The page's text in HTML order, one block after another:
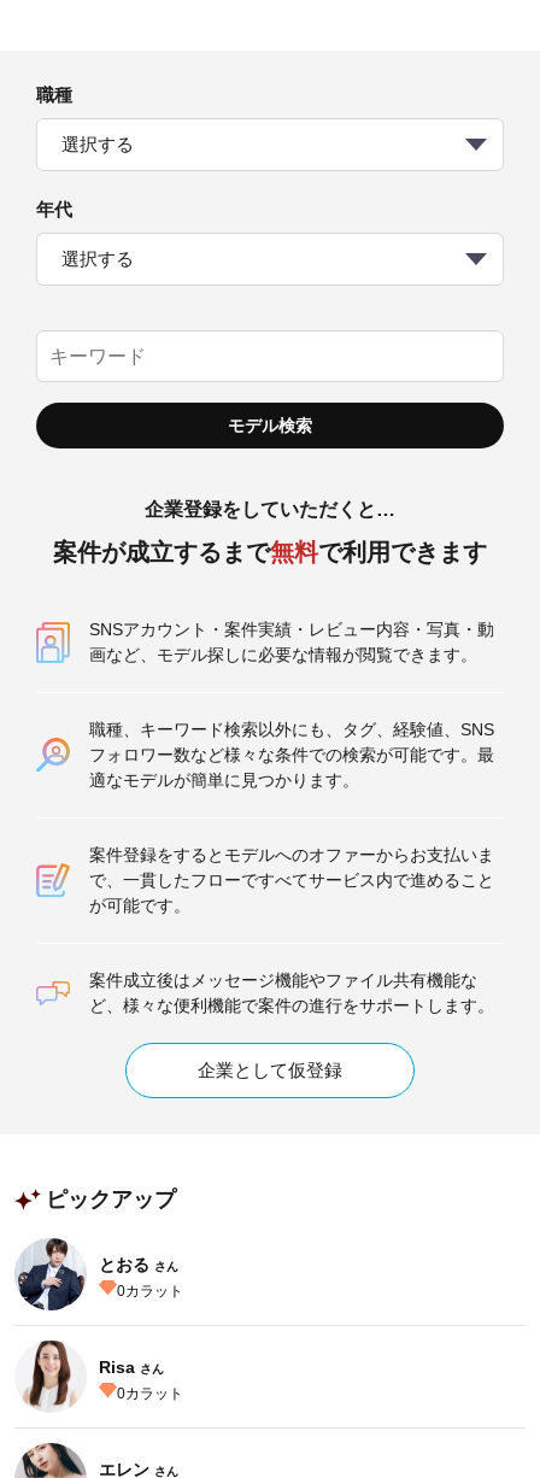
職種
選択する
年代
選択する
企業登録をしていただくと…
案件が成立するまで無料で利用できます
SNSアカウント・案件実績・レビュー内容・写真・動
画など、モデル探しに必要な情報が閲覧できます。
職種、キーワード検索以外にも、タグ、経験値、SNS
フォロワー数など様々な条件での検索が可能です。最
適なモデルが簡単に見つかります。
案件登録をするとモデルへのオファーからお支払いま
で、一貫したフローですべてサービス内で進めること
が可能です。
案件成立後はメッセージ機能やファイル共有機能な
ど、様々な便利機能で案件の進行をサポートします。
企業として仮登録
ピックアップ
とおる さん
0カラット
Risa さん
0カラット
エレン さん